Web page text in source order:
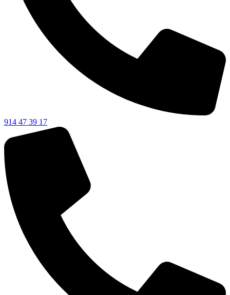
914 47 39 17